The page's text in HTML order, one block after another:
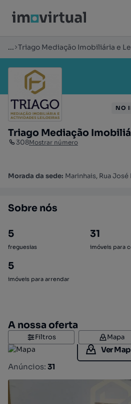
... Triago Mediação Imobiliária e
Triago Mediação
308Mostrar número
Morada da sede: Marinhais, Rua
NO
Sobre nós
5
freguesias
31
imóveis para
5
imóveis para arrendar
A nossa oferta
Filtros Mapa
Ver
Anúncios: 31